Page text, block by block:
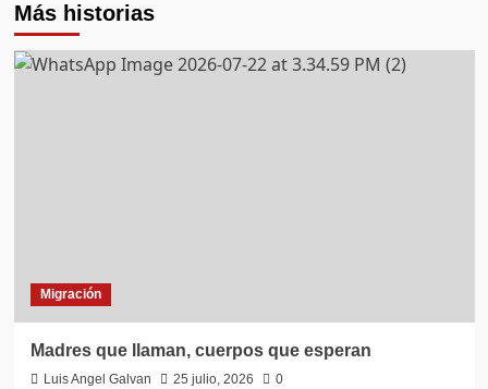
Más historias
Migración
Madres que llaman, cuerpos que esperan
Luis Angel Galvan 25 julio, 2026 0